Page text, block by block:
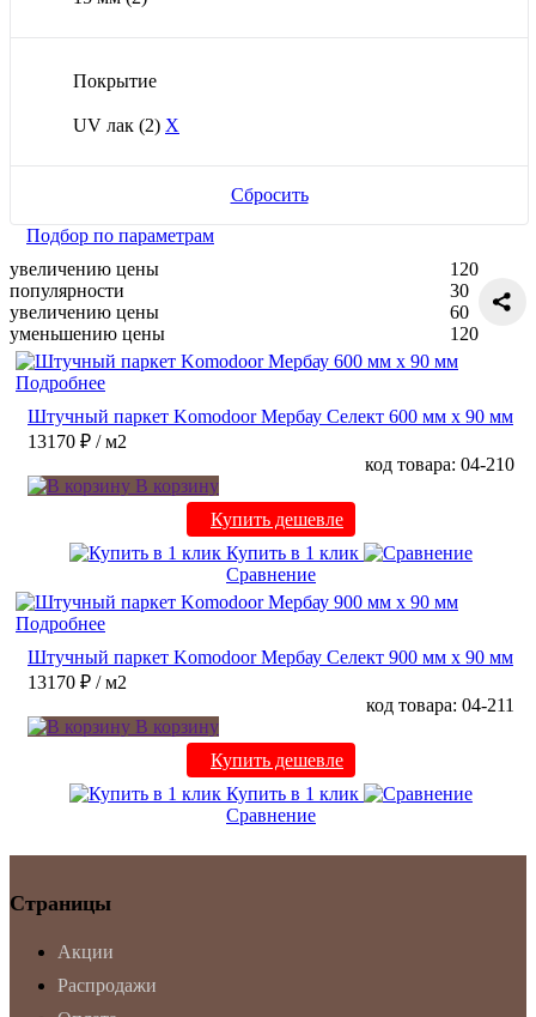
Покрытие
UV лак (2) X
Сбросить
Подбор по параметрам
увеличению цены
популярности
увеличению цены
уменьшению цены
120
30
60
120
Подробнее
Штучный паркет Komodoor Мербау Селект 600 мм х 90 мм
13170 ₽ / м2
код товара: 04-210
В корзину
Купить дешевле
Купить в 1 клик
Сравнение
Подробнее
Штучный паркет Komodoor Мербау Селект 900 мм х 90 мм
13170 ₽ / м2
код товара: 04-211
В корзину
Купить дешевле
Купить в 1 клик
Сравнение
Страницы
Акции
Распродажи